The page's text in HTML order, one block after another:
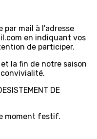
par mail à l'adresse
en indiquant vos
de participer.
la fin de notre saison
DE
moment festif.